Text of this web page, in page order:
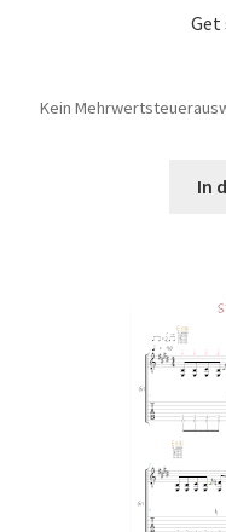
Get
Kein
In